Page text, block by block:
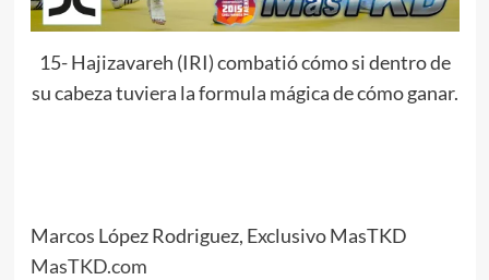
15- Hajizavareh (IRI) combatió cómo si dentro de
su cabeza tuviera la formula mágica de cómo ganar.
Marcos López Rodriguez, Exclusivo MasTKD
MasTKD.com